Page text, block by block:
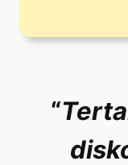
“